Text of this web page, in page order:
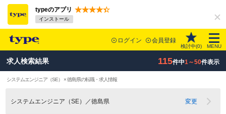
typeのアプリ
インストール
ログイン 会員登録
検討中(0) MENU
求人検索結果 115件中1～50件表示
システムエンジニア（SE） × 徳島県の転職・求人情報
システムエンジニア（SE）／徳島県 変更